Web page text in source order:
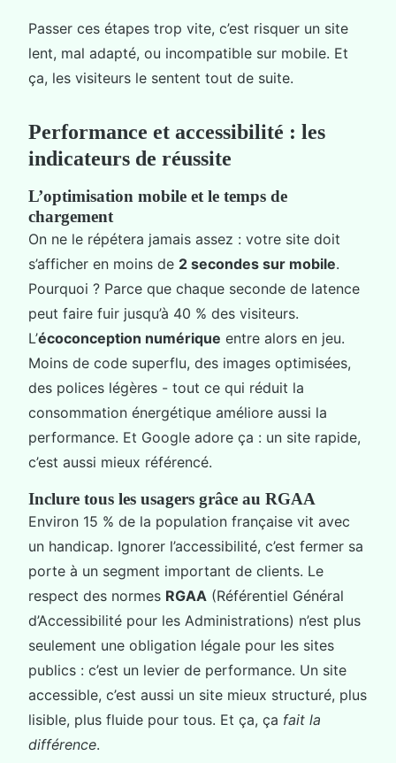
Passer ces étapes trop vite, c’est risquer un site
lent, mal adapté, ou incompatible sur mobile. Et
ça, les visiteurs le sentent tout de suite.
Performance et accessibilité : les
indicateurs de réussite
L’optimisation mobile et le temps de
chargement
On ne le répétera jamais assez : votre site doit
s’afficher en moins de 2 secondes sur mobile.
Pourquoi ? Parce que chaque seconde de latence
peut faire fuir jusqu’à 40 % des visiteurs.
L’écoconception numérique entre alors en jeu.
Moins de code superflu, des images optimisées,
des polices légères - tout ce qui réduit la
consommation énergétique améliore aussi la
performance. Et Google adore ça : un site rapide,
c’est aussi mieux référencé.
Inclure tous les usagers grâce au RGAA
Environ 15 % de la population française vit avec
un handicap. Ignorer l’accessibilité, c’est fermer sa
porte à un segment important de clients. Le
respect des normes RGAA (Référentiel Général
d’Accessibilité pour les Administrations) n’est plus
seulement une obligation légale pour les sites
publics : c’est un levier de performance. Un site
accessible, c’est aussi un site mieux structuré, plus
lisible, plus fluide pour tous. Et ça, ça fait la
différence.